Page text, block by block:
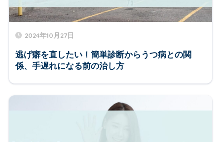
2024年10月27日
逃げ癖を直したい！簡単診断からうつ病との関
係、手遅れになる前の治し方